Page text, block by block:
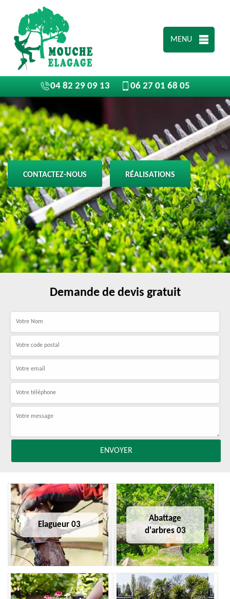
MENU
04 82 29 09 13 06 27 01 68 05
CONTACTEZ-NOUS RÉALISATIONS
Demande de devis gratuit
Elagueur 03
Abattage
d'arbres 03